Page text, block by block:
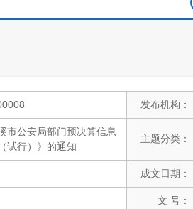
发布机构：
市公安局部门预决算信息
试行）》的通知
主题分类：
成文日期：
文 号：